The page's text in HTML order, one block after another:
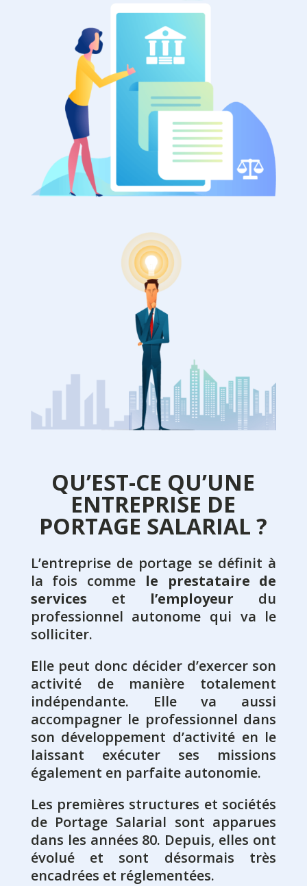
QU’EST-CE QU’UNE
ENTREPRISE DE
PORTAGE SALARIAL ?
L’entreprise de portage se définit à
la fois comme le prestataire de
services et l’employeur du
professionnel autonome qui va le
solliciter.
Elle peut donc décider d’exercer son
activité de manière totalement
indépendante. Elle va aussi
accompagner le professionnel dans
son développement d’activité en le
laissant exécuter ses missions
également en parfaite autonomie.
Les premières structures et sociétés
de Portage Salarial sont apparues
dans les années 80. Depuis, elles ont
évolué et sont désormais très
encadrées et réglementées.